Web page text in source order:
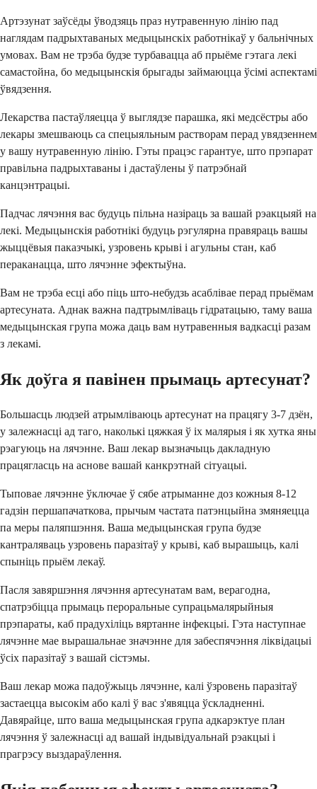
Артэзунат заўсёды ўводзяць праз нутравенную лінію пад
наглядам падрыхтаваных медыцынскіх работнікаў у бальнічных
умовах. Вам не трэба будзе турбавацца аб прыёме гэтага лекі
самастойна, бо медыцынскія брыгады займаюцца ўсімі аспектамі
ўвядзення.
Лекарства пастаўляецца ў выглядзе парашка, які медсёстры або
лекары змешваюць са спецыяльным растворам перад увядзеннем
у вашу нутравенную лінію. Гэты працэс гарантуе, што прэпарат
правільна падрыхтаваны і дастаўлены ў патрэбнай
канцэнтрацыі.
Падчас лячэння вас будуць пільна назіраць за вашай рэакцыяй на
лекі. Медыцынскія работнікі будуць рэгулярна правяраць вашы
жыццёвыя паказчыкі, узровень крыві і агульны стан, каб
пераканацца, што лячэнне эфектыўна.
Вам не трэба есці або піць што-небудзь асаблівае перад прыёмам
артесуната. Аднак важна падтрымліваць гідратацыю, таму ваша
медыцынская група можа даць вам нутравенныя вадкасці разам
з лекамі.
Як доўга я павінен прымаць артесунат?
Большасць людзей атрымліваюць артесунат на працягу 3-7 дзён,
у залежнасці ад таго, наколькі цяжкая ў іх малярыя і як хутка яны
рэагуюць на лячэнне. Ваш лекар вызначыць дакладную
працягласць на аснове вашай канкрэтнай сітуацыі.
Тыповае лячэнне ўключае ў сябе атрыманне доз кожныя 8-12
гадзін першапачаткова, прычым частата патэнцыйна змяняецца
па меры паляпшэння. Ваша медыцынская група будзе
кантраляваць узровень паразітаў у крыві, каб вырашыць, калі
спыніць прыём лекаў.
Пасля завяршэння лячэння артесунатам вам, верагодна,
спатрэбіцца прымаць пероральные супрацьмалярыйныя
прэпараты, каб прадухіліць вяртанне інфекцыі. Гэта наступнае
лячэнне мае вырашальнае значэнне для забеспячэння ліквідацыі
ўсіх паразітаў з вашай сістэмы.
Ваш лекар можа падоўжыць лячэнне, калі ўзровень паразітаў
застаецца высокім або калі ў вас з'явяцца ўскладненні.
Давярайце, што ваша медыцынская група адкарэктуе план
лячэння ў залежнасці ад вашай індывідуальнай рэакцыі і
прагрэсу выздараўлення.